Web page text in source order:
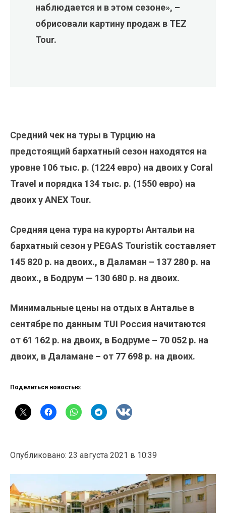
наблюдается и в этом сезоне», –
обрисовали картину продаж в TEZ
Tour.
Средний чек на туры в Турцию на
предстоящий бархатный сезон находятся на
уровне 106 тыс. р. (1224 евро) на двоих у Coral
Travel и порядка 134 тыс. р. (1550 евро) на
двоих у ANEX Tour.
Средняя цена тура на курорты Антальи на
бархатный сезон у PEGAS Touristik составляет
145 820 р. на двоих., в Даламан – 137 280 р. на
двоих., в Бодрум — 130 680 р. на двоих.
Минимальные цены на отдых в Анталье в
сентябре по данным TUI Россия начитаются
от 61 162 р. на двоих, в Бодруме – 70 052 р. на
двоих, в Даламане – от 77 698 р. на двоих.
Поделиться новостью:
Опубликовано: 23 августа 2021 в 10:39